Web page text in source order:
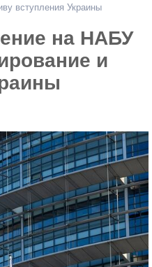
вступления Украины
на НАБУ
и